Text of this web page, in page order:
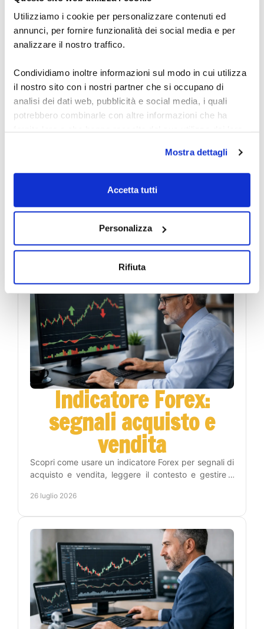
Utilizziamo i cookie per personalizzare contenuti ed
annunci, per fornire funzionalità dei social media e per
analizzare il nostro traffico.
Condividiamo inoltre informazioni sul modo in cui utilizza
il nostro sito con i nostri partner che si occupano di
analisi dei dati web, pubblicità e social media, i quali
potrebbero combinarle con altre informazioni che ha
Alcune delle tue informazioni potrebbero essere inoltrate
e gestite da server di proprietà di Google situati al di fuori
Mostra dettagli
Accetta tutti
Personalizza
Rifiuta
28 luglio 2026
Academy del Dott.
Carosi per studiare il
Forex
Scopri l’academy del dott. Carosi: segnali Forex,
metodo OTW, indicatori e automazione per studiare
27 luglio 2026
Indicatore Forex:
segnali acquisto e
vendita
Scopri come usare un indicatore Forex per segnali di
acquisto e vendita, leggere il contesto e gestire il
26 luglio 2026